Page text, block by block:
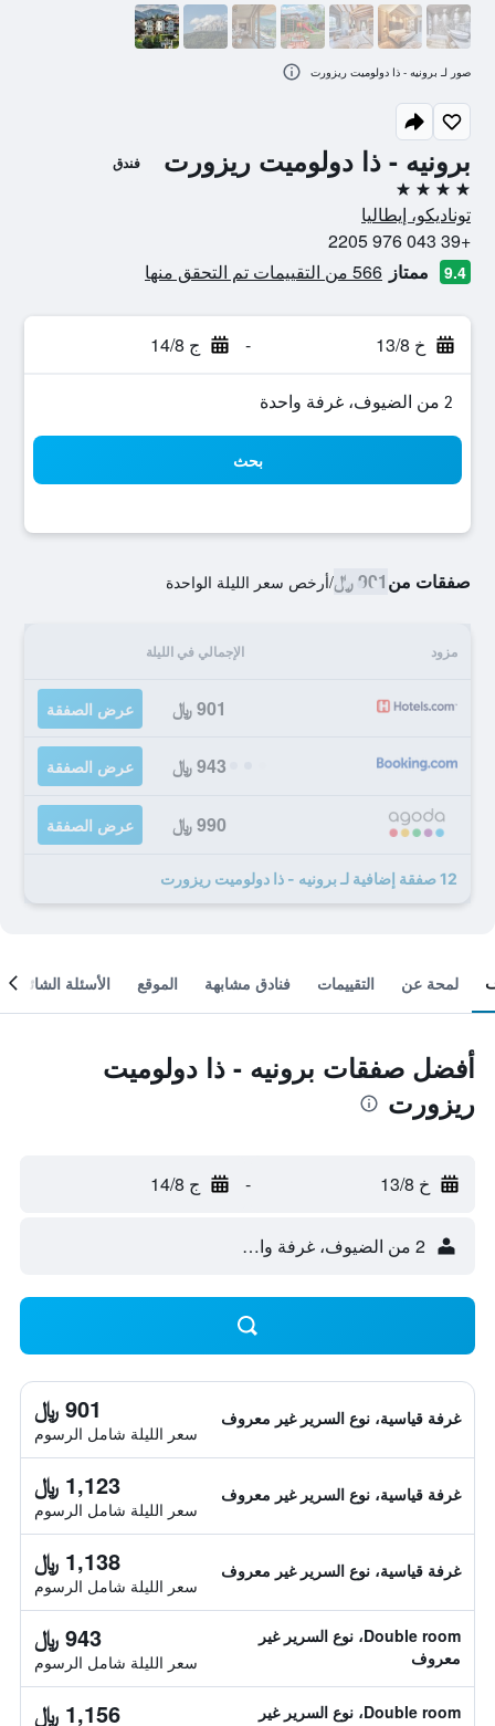
برونيه - ذا دولوميت ريزورت فندق
4 نجوم
توناديكو، إيطاليا
+39 043 976 2205
9.4 ممتاز 566 من التقييمات تم التحقق منها
خ 13/8 - ج 14/8
2 من الضيوف، غرفة واحدة
بحث
صفقات من901 ﷼ /أرخص سعر الليلة الواحدة
مزود الإجمالي في الليلة
901 ﷼ عرض الصفقة
943 ﷼ عرض الصفقة
990 ﷼ عرض الصفقة
12 صفقة إضافية لـ برونيه - ذا دولوميت ريزورت
صور لـ برونيه - ذا دولوميت ريزورت
لمحة عن التقييمات فنادق مشابهة الموقع الأسئلة الشائعة
أفضل صفقات برونيه - ذا دولوميت
ريزورت
خ 13/8 - ج 14/8
2 من الضيوف، غرفة واحدة
غرفة قياسية، نوع السرير غير معروف 901 ﷼
سعر الليلة شامل الرسوم
غرفة قياسية، نوع السرير غير معروف 1,123 ﷼
سعر الليلة شامل الرسوم
غرفة قياسية، نوع السرير غير معروف 1,138 ﷼
سعر الليلة شامل الرسوم
Double room، نوع السرير غير
معروف
943 ﷼
سعر الليلة شامل الرسوم
Double room، نوع السرير غير
1,156 ﷼